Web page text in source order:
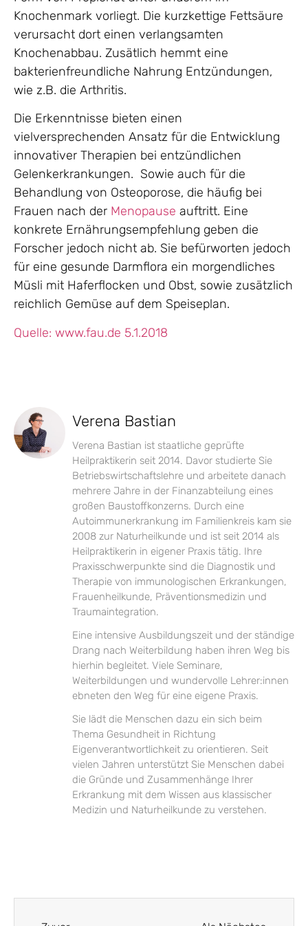
Knochenmark vorliegt. Die kurzkettige Fettsäure
verursacht dort einen verlangsamten
Knochenabbau. Zusätlich hemmt eine
bakterienfreundliche Nahrung Entzündungen,
wie z.B. die Arthritis.
Die Erkenntnisse bieten einen
vielversprechenden Ansatz für die Entwicklung
innovativer Therapien bei entzündlichen
Gelenkerkrankungen. Sowie auch für die
Behandlung von Osteoporose, die häufig bei
Frauen nach der Menopause auftritt. Eine
konkrete Ernährungsempfehlung geben die
Forscher jedoch nicht ab. Sie befürworten jedoch
für eine gesunde Darmflora ein morgendliches
Müsli mit Haferflocken und Obst, sowie zusätzlich
reichlich Gemüse auf dem Speiseplan.
Quelle: www.fau.de 5.1.2018
Verena Bastian
Verena Bastian ist staatliche geprüfte
Heilpraktikerin seit 2014. Davor studierte Sie
Betriebswirtschaftslehre und arbeitete danach
mehrere Jahre in der Finanzabteilung eines
großen Baustoffkonzerns. Durch eine
Autoimmunerkrankung im Familienkreis kam sie
2008 zur Naturheilkunde und ist seit 2014 als
Heilpraktikerin in eigener Praxis tätig. Ihre
Praxisschwerpunkte sind die Diagnostik und
Therapie von immunologischen Erkrankungen,
Frauenheilkunde, Präventionsmedizin und
Traumaintegration.
Eine intensive Ausbildungszeit und der ständige
Drang nach Weiterbildung haben ihren Weg bis
hierhin begleitet. Viele Seminare,
Weiterbildungen und wundervolle Lehrer:innen
ebneten den Weg für eine eigene Praxis.
Sie lädt die Menschen dazu ein sich beim
Thema Gesundheit in Richtung
Eigenverantwortlichkeit zu orientieren. Seit
vielen Jahren unterstützt Sie Menschen dabei
die Gründe und Zusammenhänge Ihrer
Erkrankung mit dem Wissen aus klassischer
Medizin und Naturheilkunde zu verstehen.